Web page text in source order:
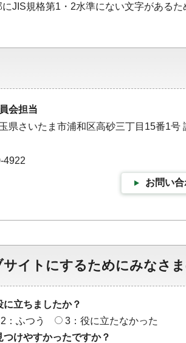
JIS規格第1・2水準にない文字がある
会担当
県さいたま市浦和区高砂三丁目15番1号
4922
お問い
イトにするためにみなさ
立ちましたか？
2：ふつう
3：役に立たなかった
けやすかったですか？